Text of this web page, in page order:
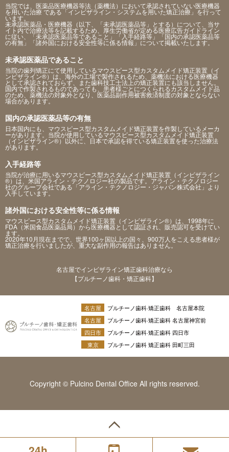
当院では、医薬品医療機器等法（薬機法）において承認されていない医療機器
を用いた治療 である「インビザライン・システムを用いた矯正治療」を行って
います。
未承認医薬品・医療機器（以下、「未承認医薬品等」とする）について、当サ
イト内で治療法等を記載するため、厚生労働省が定める医療広告ガイドライン
に従い、「未承認医薬品等であること」「入手経路等」「国内の承認医薬品等
の有無」「諸外国における安全性等に係る情報」について掲載いたします。
未承認医薬品であること
当院の歯列矯正にて使用しているマウスピース型カスタムメイド矯正装置（イ
ンビザライン®）は、海外の工場で製作されるため、薬機法における医療機器
として承認されておらず、また歯科技工士法上の矯正装置にも該当しません。
国内で作製されるものであっても、患者様ごとにつくられるカスタムメイド品
のため、薬機法の対象外となり、医薬品副作用被害救済制度の対象とならない
場合があります。
国内の承認医薬品等の有無
日本国内にも、マウスピース型カスタムメイド矯正装置を作製しているメーカ
ーがあります。当院が使用しているマウスピース型カスタムメイド矯正装置
（インビザライン®）以外に、日本で承認を得ている矯正装置を使った治療法
があります。
入手経路等
当院が治療に用いるマウスピース型カスタムメイド矯正装置（インビザライン
®）は、米国アライン・テクノロジー社の製品です。アライン・テクノロジー
社のグループ会社である「アライン・テクノロジー・ジャパン株式会社」より
入手しています。
諸外国における安全性等に係る情報
マウスピース型カスタムメイド矯正装置（インビザライン®）は、1998年に
FDA（米国食品医薬品局）から医療機器として認証され、販売認可を受けてい
ます。
2020年10月現在までで、世界100ヶ国以上の国々、900万人をこえる患者様が
矯正治療を行いましたが、重大な副作用の報告はありません。
名古屋でインビザライン矯正歯科治療なら
【プルチーノ歯科・矯正歯科】
名古屋
プルチーノ歯科·矯正歯科 名古屋本院
名古屋
プルチーノ歯科·矯正歯科 名古屋神宮前
四日市
プルチーノ歯科·矯正歯科 四日市
東京
プルチーノ歯科 矯正歯科 田町三田
Copyright © Pulcino Dental Office All rights reserved.